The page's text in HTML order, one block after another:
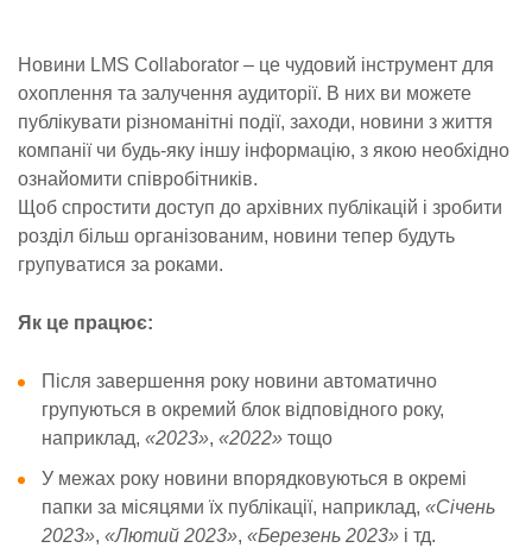
Новини LMS Collaborator – це чудовий інструмент для
охоплення та залучення аудиторії. В них ви можете
публікувати різноманітні події, заходи, новини з життя
компанії чи будь-яку іншу інформацію, з якою необхідно
ознайомити співробітників.
Щоб спростити доступ до архівних публікацій і зробити
розділ більш організованим, новини тепер будуть
групуватися за роками.
Як це працює:
Після завершення року новини автоматично
групуються в окремий блок відповідного року,
наприклад, «2023», «2022» тощо
У межах року новини впорядковуються в окремі
папки за місяцями їх публікації, наприклад, «Січень
2023», «Лютий 2023», «Березень 2023» і тд.